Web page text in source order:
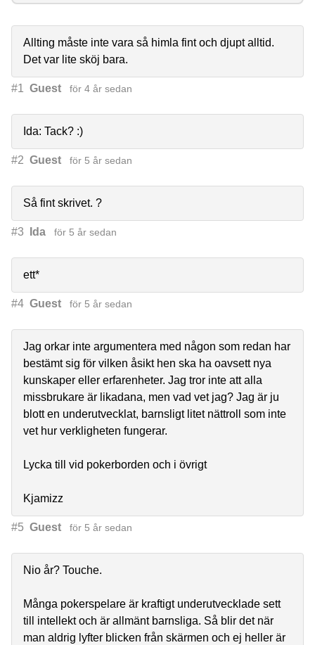
Allting måste inte vara så himla fint och djupt alltid.
Det var lite sköj bara.
#1 Guest för 4 år sedan
Ida: Tack? :)
#2 Guest för 5 år sedan
Så fint skrivet. ?
#3 Ida för 5 år sedan
ett*
#4 Guest för 5 år sedan
Jag orkar inte argumentera med någon som redan har
bestämt sig för vilken åsikt hen ska ha oavsett nya
kunskaper eller erfarenheter. Jag tror inte att alla
missbrukare är likadana, men vad vet jag? Jag är ju
blott en underutvecklat, barnsligt litet nättroll som inte
vet hur verkligheten fungerar.
Lycka till vid pokerborden och i övrigt
Kjamizz
#5 Guest för 5 år sedan
Nio år? Touche.
Många pokerspelare är kraftigt underutvecklade sett
till intellekt och är allmänt barnsliga. Så blir det när
man aldrig lyfter blicken från skärmen och ej heller är